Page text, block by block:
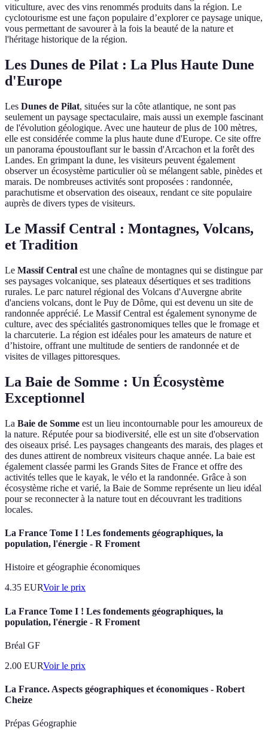
viticulture, avec des vins renommés produits dans la région. Le
cyclotourisme est une façon populaire d’explorer ce paysage unique,
vous permettant de savourer à la fois la beauté de la nature et
l'héritage historique de la région.
Les Dunes de Pilat : La Plus Haute Dune
d'Europe
Les Dunes de Pilat, situées sur la côte atlantique, ne sont pas
seulement un paysage spectaculaire, mais aussi un exemple fascinant
de l'évolution géologique. Avec une hauteur de plus de 100 mètres,
elle est considérée comme la plus haute dune d'Europe. Ce site offre
un panorama époustouflant sur le bassin d'Arcachon et la forêt des
Landes. En grimpant la dune, les visiteurs peuvent également
observer un écosystème particulier où se mélangent sable, pinèdes et
marais. De nombreuses activités sont proposées : randonnée,
parachutisme et observation des oiseaux, rendant ce site populaire
auprès de divers types de visiteurs.
Le Massif Central : Montagnes, Volcans,
et Tradition
Le Massif Central est une chaîne de montagnes qui se distingue par
ses paysages volcanique, ses plateaux désertiques et ses traditions
rurales. Le parc naturel régional des Volcans d'Auvergne abrite
d'anciens volcans, dont le Puy de Dôme, qui est devenu un site de
randonnée apprécié. Le Massif Central est également synonyme de
culture, avec des spécialités gastronomiques telles que le fromage et
la charcuterie. La région est idéales pour les amateurs de nature et
d’histoire, offrant une multitude de sentiers de randonnée et de
visites de villages pittoresques.
La Baie de Somme : Un Écosystème
Exceptionnel
La Baie de Somme est un lieu incontournable pour les amoureux de
la nature. Réputée pour sa biodiversité, elle est un site d'observation
des oiseaux prisé. Les paysages changeants des marais, des plages et
des dunes attirent de nombreux visiteurs chaque année. La baie est
également classée parmi les Grands Sites de France et offre des
activités telles que le kayak, le vélo et la randonnée. Grâce à son
écosystème riche et varié, la Baie de Somme représente un lieu idéal
pour se reconnecter à la nature tout en découvrant les traditions
locales.
La France Tome I ! Les fondements géographiques, la
population, l'énergie - R Froment
Histoire et géographie économiques
4.35 EURVoir le prix
La France Tome I ! Les fondements géographiques, la
population, l'énergie - R Froment
Bréal GF
2.00 EURVoir le prix
La France. Aspects géographiques et économiques - Robert
Cheize
Prépas Géographie